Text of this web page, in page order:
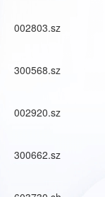
002803.sz
300568.sz
002920.sz
300662.sz